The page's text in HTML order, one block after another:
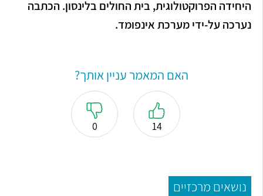
היחידה הפרוקטולוגית, בית החולים בלינסון. הכתבה
נערכה על-ידי מערכת אינפומד.
האם המאמר עניין אותך?
14
0
נושאים מרכזיים